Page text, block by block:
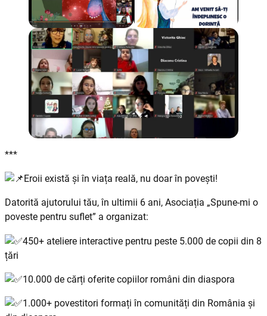
***
Eroii există și în viața reală, nu doar în povești!
Datorită ajutorului tău, în ultimii 6 ani, Asociația „Spune-mi o
poveste pentru suflet” a organizat:
450+ ateliere interactive pentru peste 5.000 de copii din 8
țări
10.000 de cărți oferite copiilor români din diaspora
1.000+ povestitori formați în comunități din România și